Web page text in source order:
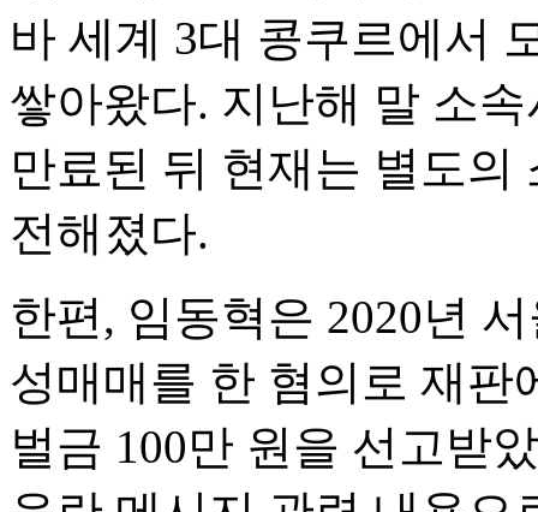
바 세계 3대 콩쿠르에서
쌓아왔다. 지난해 말 소
만료된 뒤 현재는 별도의
전해졌다.
한편, 임동혁은 2020년
성매매를 한 혐의로 재판
벌금 100만 원을 선고받